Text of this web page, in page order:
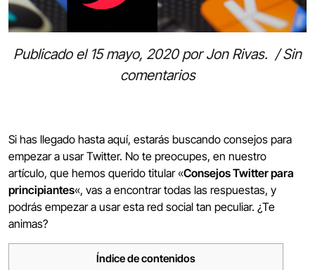
Publicado el 15 mayo, 2020porJon Rivas. /Sin
comentarios
Si has llegado hasta aquí, estarás buscando consejos para
empezar a usar Twitter. No te preocupes, en nuestro
artículo, que hemos querido titular «Consejos Twitter para
principiantes«, vas a encontrar todas las respuestas, y
podrás empezar a usar esta red social tan peculiar. ¿Te
animas?
Índice de contenidos